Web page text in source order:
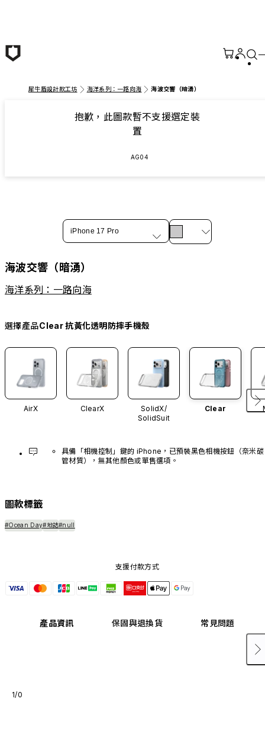
犀牛盾設計款工坊 海洋系列：一路向海 海波交響（暗湧）
抱歉，此圖款暫不支援選定裝
置
AG04
iPhone 17 Pro
海波交響（暗湧）
海洋系列：一路向海
選擇產品Clear 抗黃化透明防摔手機殼
AirX ClearX
SolidX/
SolidSuit
Clear
具備「相機控制」鍵的 iPhone，已預裝黑色相機按鈕（奈米碳
管材質），無其他顏色或單售選項。
圖款標籤
#Ocean Day#地誌#null
支援付款方式
產品資訊 保固與退換貨 常見問題
1/0